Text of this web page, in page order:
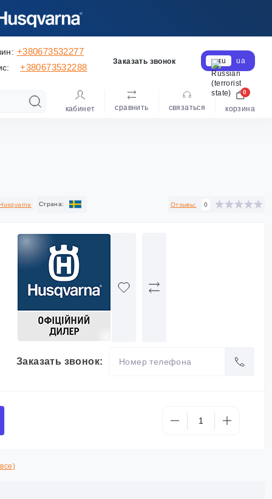
+380673532277
+380673532288
Заказать звонок ru ua
кабинет сравнить cвязаться корзина
0
Cтрана: Отзывы: 0
Заказать звонок: